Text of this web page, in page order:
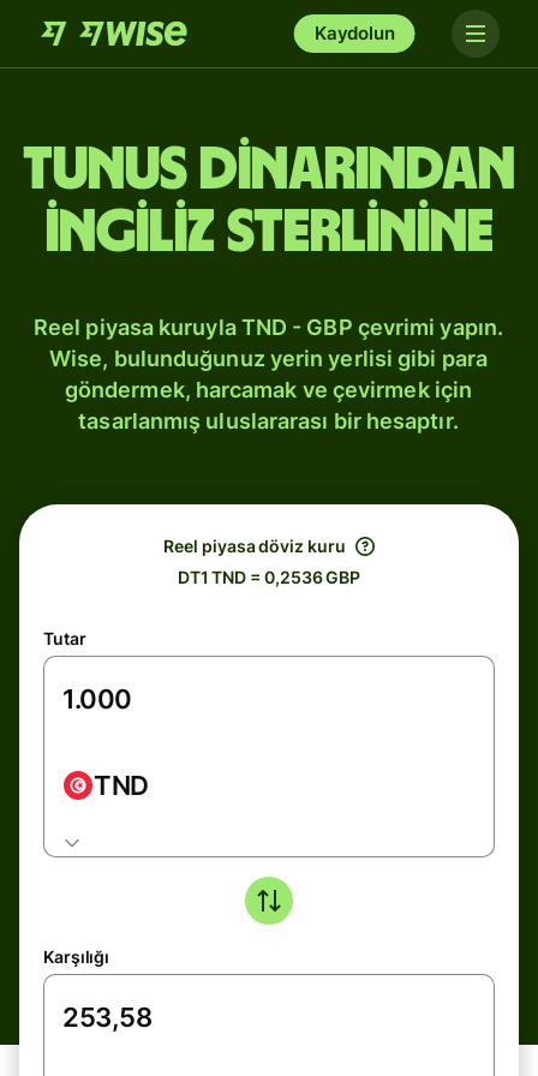
Kaydolun
Tunus dinarından
İngiliz sterlinine
Reel piyasa kuruyla TND - GBP çevrimi yapın.
Wise, bulunduğunuz yerin yerlisi gibi para
göndermek, harcamak ve çevirmek için
tasarlanmış uluslararası bir hesaptır.
Reel piyasa döviz kuru
DT1 TND = 0,2536 GBP
Tutar
TND
Karşılığı